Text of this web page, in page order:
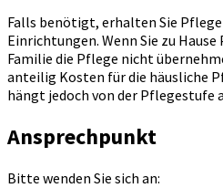
Falls benötigt, erhalten Sie
Einrichtungen. Wenn Sie zu
Familie die Pflege nicht
anteilig Kosten für die häusliche
hängt jedoch von der Pflegestufe
Ansprechpunkt
Bitte wenden Sie sich an: